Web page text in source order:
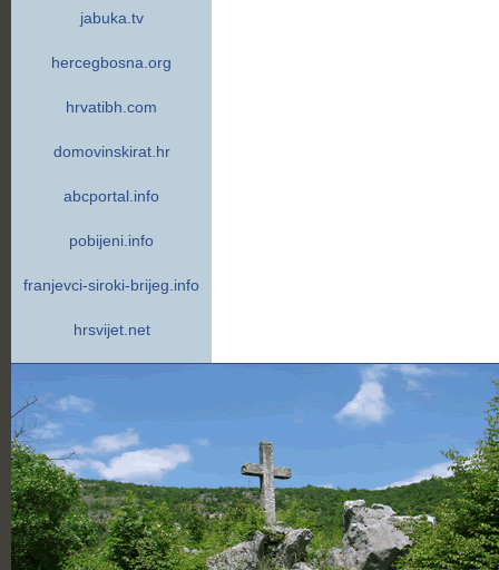
jabuka.tv
hercegbosna.org
hrvatibh.com
domovinskirat.hr
abcportal.info
pobijeni.info
franjevci-siroki-brijeg.info
hrsvijet.net